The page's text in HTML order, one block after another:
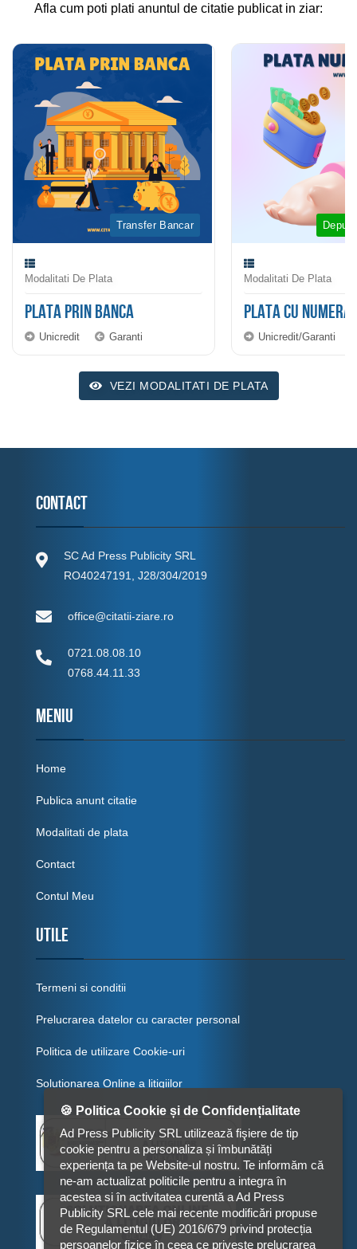
Afla cum poti plati anuntul de citatie publicat in ziar:
Transfer Bancar
Modalitati De Plata
PLATA PRIN BANCA
Unicredit Garanti
Modalitati De Plata
PLATA CU
Unicredit/Garanti
VEZI MODALITATI DE PLATA
Contact
SC Ad Press Publicity SRL
RO40247191, J28/304/2019
office@citatii-ziare.ro
0721.08.08.10
0768.44.11.33
MENIU
Home
Publica anunt citatie
Modalitati de plata
Contact
Contul Meu
Utile
Termeni si conditii
Prelucrarea datelor cu caracter personal
Politica de utilizare Cookie-uri
Solutionarea Online a litigiilor
🍪 Politica Cookie și de Confidențialitate
Ad Press Publicity SRL utilizează fişiere de tip
cookie pentru a personaliza și îmbunătăți
experiența ta pe Website-ul nostru. Te informăm că
ne-am actualizat politicile pentru a integra în
acestea si în activitatea curentă a Ad Press
Publicity SRL cele mai recente modificări propuse
de Regulamentul (UE) 2016/679 privind protecția
persoanelor fizice în ceea ce privește prelucrarea